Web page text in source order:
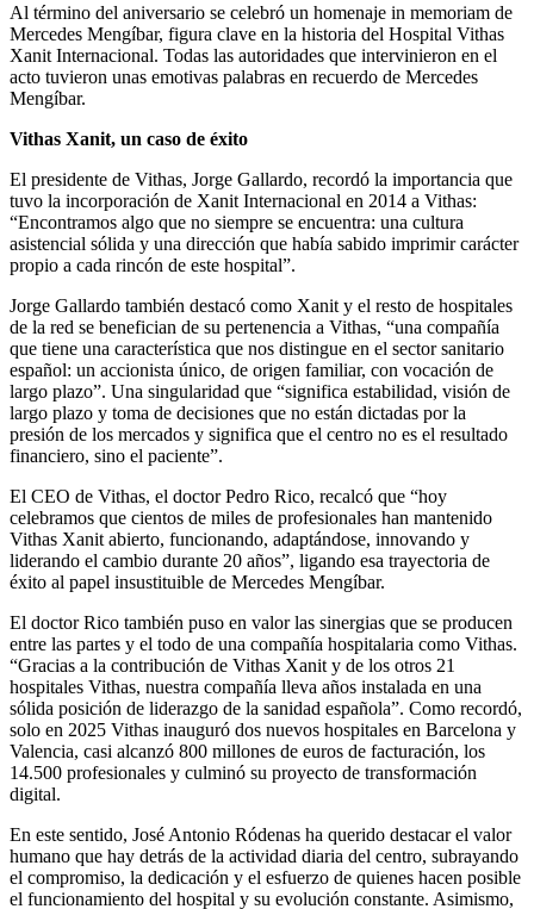
Al término del aniversario se celebró un homenaje in memoriam de
Mercedes Mengíbar, figura clave en la historia del Hospital Vithas
Xanit Internacional. Todas las autoridades que intervinieron en el
acto tuvieron unas emotivas palabras en recuerdo de Mercedes
Mengíbar.
Vithas Xanit, un caso de éxito
El presidente de Vithas, Jorge Gallardo, recordó la importancia que
tuvo la incorporación de Xanit Internacional en 2014 a Vithas:
“Encontramos algo que no siempre se encuentra: una cultura
asistencial sólida y una dirección que había sabido imprimir carácter
propio a cada rincón de este hospital”.
Jorge Gallardo también destacó como Xanit y el resto de hospitales
de la red se benefician de su pertenencia a Vithas, “una compañía
que tiene una característica que nos distingue en el sector sanitario
español: un accionista único, de origen familiar, con vocación de
largo plazo”. Una singularidad que “significa estabilidad, visión de
largo plazo y toma de decisiones que no están dictadas por la
presión de los mercados y significa que el centro no es el resultado
financiero, sino el paciente”.
El CEO de Vithas, el doctor Pedro Rico, recalcó que “hoy
celebramos que cientos de miles de profesionales han mantenido
Vithas Xanit abierto, funcionando, adaptándose, innovando y
liderando el cambio durante 20 años”, ligando esa trayectoria de
éxito al papel insustituible de Mercedes Mengíbar.
El doctor Rico también puso en valor las sinergias que se producen
entre las partes y el todo de una compañía hospitalaria como Vithas.
“Gracias a la contribución de Vithas Xanit y de los otros 21
hospitales Vithas, nuestra compañía lleva años instalada en una
sólida posición de liderazgo de la sanidad española”. Como recordó,
solo en 2025 Vithas inauguró dos nuevos hospitales en Barcelona y
Valencia, casi alcanzó 800 millones de euros de facturación, los
14.500 profesionales y culminó su proyecto de transformación
digital.
En este sentido, José Antonio Ródenas ha querido destacar el valor
humano que hay detrás de la actividad diaria del centro, subrayando
el compromiso, la dedicación y el esfuerzo de quienes hacen posible
el funcionamiento del hospital y su evolución constante. Asimismo,